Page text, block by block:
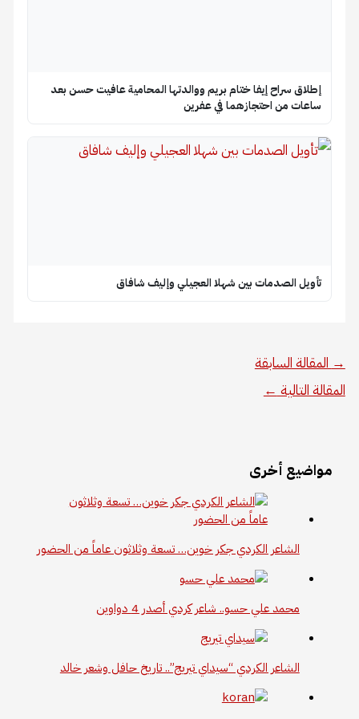
إطلاق سراح إيفا ختام بريم ووالدتها المحامية عافيت حسن بعد
ساعات من احتجازهما في عفرين
تأويل الصدمات بين شهلا العجيلي وإليف شافاق
→ المقالة السابقة
المقالة التالية ←
مواضيع أخرى
الشاعر الكردي جكر خوين… تسعة وثلاثون عاماً من الحضور
محمد علي حسو.. شاعر كردي أصدر 4 دواوين
الشاعر الكردي “سيداي تيريج”.. تاريخ حافل وشعر خالد